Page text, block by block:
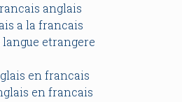
anglais
a la francais
etrangere
en francais
en francais